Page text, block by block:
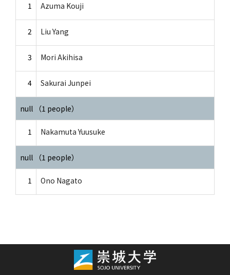
1 Azuma Kouji
2 Liu Yang
3 Mori Akihisa
4 Sakurai Junpei
null （1 people）
1 Nakamuta Yuusuke
null （1 people）
1 Ono Nagato